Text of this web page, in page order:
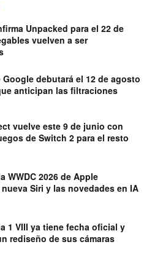
Unpacked para el 22 de
vuelven a ser
Google debutará el 12 de agosto
anticipan las filtraciones
vuelve este 9 de junio con
de Switch 2 para el resto
WWDC 2026 de Apple
Siri y las novedades en IA
1 VIII ya tiene fecha oficial y
rediseño de sus cámaras